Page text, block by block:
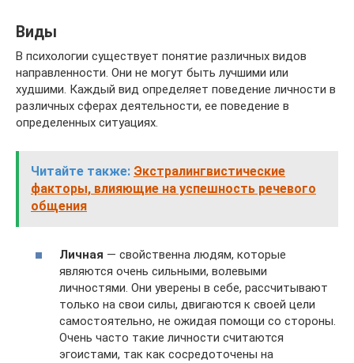
Виды
В психологии существует понятие различных видов
направленности. Они не могут быть лучшими или
худшими. Каждый вид определяет поведение личности в
различных сферах деятельности, ее поведение в
определенных ситуациях.
Читайте также: Экстралингвистические
факторы, влияющие на успешность речевого
общения
Личная — свойственна людям, которые
являются очень сильными, волевыми
личностями. Они уверены в себе, рассчитывают
только на свои силы, двигаются к своей цели
самостоятельно, не ожидая помощи со стороны.
Очень часто такие личности считаются
эгоистами, так как сосредоточены на